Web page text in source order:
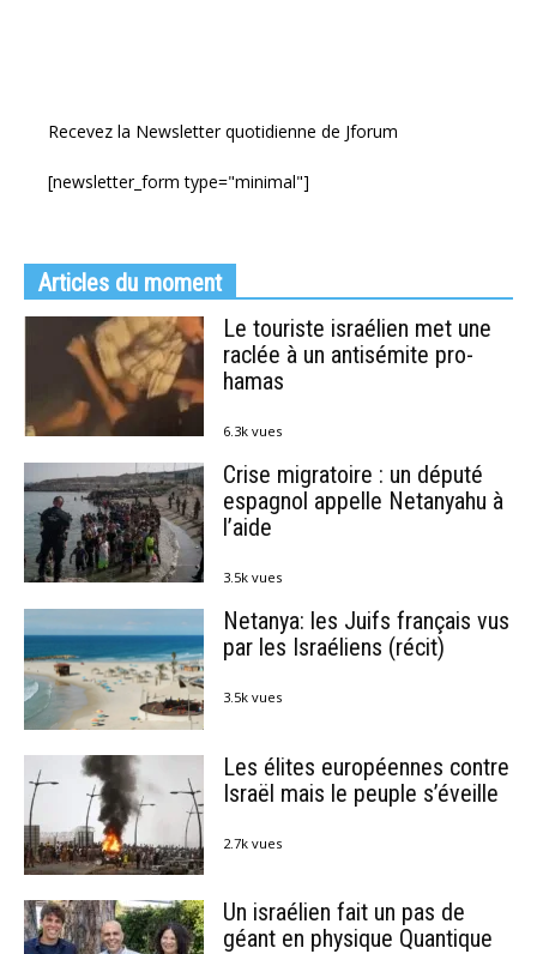
Recevez la Newsletter quotidienne de Jforum
[newsletter_form type="minimal"]
Articles du moment
Le touriste israélien met une
raclée à un antisémite pro-
hamas
6.3k vues
Crise migratoire : un député
espagnol appelle Netanyahu à
l’aide
3.5k vues
Netanya: les Juifs français vus
par les Israéliens (récit)
3.5k vues
Les élites européennes contre
Israël mais le peuple s’éveille
2.7k vues
Un israélien fait un pas de
géant en physique Quantique